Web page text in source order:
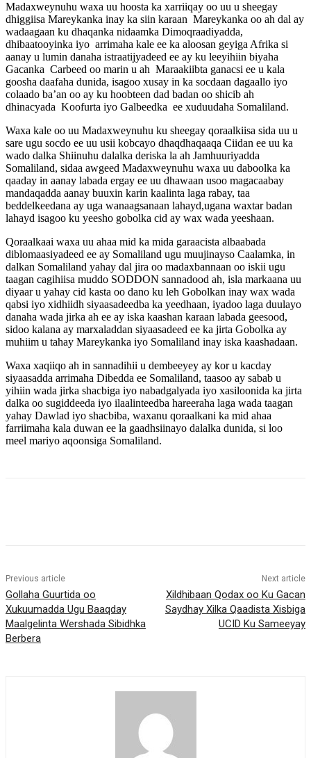
Madaxweynuhu waxa uu hoosta ka xarriiqay oo uu u sheegay
dhiggiisa Mareykanka inay ka siin karaan Mareykanka oo ah dal ay
wadaagaan ku dhaqanka nidaamka Dimoqraadiyadda,
dhibaatooyinka iyo arrimaha kale ee ka aloosan geyiga Afrika si
aanay u lumin danaha istraatijyadeed ee ay ku leeyihiin biyaha
Gacanka Carbeed oo marin u ah Maraakiibta ganacsi ee u kala
goosha daafaha dunida, isagoo xusay in ka socdaan dagaallo iyo
colaado ba’an oo ay ku hoobteen dad badan oo shicib ah
dhinacyada Koofurta iyo Galbeedka ee xuduudaha Somaliland.
Waxa kale oo uu Madaxweynuhu ku sheegay qoraalkiisa sida uu u
sare ugu socdo ee uu usii kobcayo dhaqdhaqaaqa Ciidan ee uu ka
wado dalka Shiinuhu dalalka deriska la ah Jamhuuriyadda
Somaliland, sidaa awgeed Madaxweynuhu waxa uu daboolka ka
qaaday in aanay labada ergay ee uu dhawaan usoo magacaabay
mandaqadda aanay buuxin karin kaalinta laga rabay, taa
beddelkeedana ay uga wanaagsanaan lahayd,ugana waxtar badan
lahayd isagoo ku yeesho gobolka cid ay wax wada yeeshaan.
Qoraalkaai waxa uu ahaa mid ka mida garaacista albaabada
diblomaasiyadeed ee ay Somaliland ugu muujinayso Caalamka, in
dalkan Somaliland yahay dal jira oo madaxbannaan oo iskii ugu
taagan cagihiisa muddo SODDON sannadood ah, isla markaana uu
diyaar u yahay cid kasta oo dano ku leh Gobolkan inay wax wada
qabsi iyo xidhiidh siyaasadeedba ka yeedhaan, iyadoo laga duulayo
danaha wada jirka ah ee ay iska kaashan karaan labada geesood,
sidoo kalana ay marxaladdan siyaasadeed ee ka jirta Gobolka ay
muhiim u tahay Mareykanka iyo Somaliland inay iska kaashadaan.
Waxa xaqiiqo ah in sannadihii u dembeeyey ay kor u kacday
siyaasadda arrimaha Dibedda ee Somaliland, taasoo ay sabab u
yihiin wada jirka shacbiga iyo nabadgalyada iyo xasiloonida ka jirta
dalka oo sugiddeeda iyo ilaalinteedba hareeraha laga wada taagan
yahay Dawlad iyo shacbiba, waxanu qoraalkani ka mid ahaa
farriimaha kala duwan ee la gaadhsiinayo dalalka dunida, si loo
meel mariyo aqoonsiga Somaliland.
Previous article
Gollaha Guurtida oo
Xukuumadda Ugu Baaqday
Maalgelinta Wershada Sibidhka
Berbera
Next article
Xildhibaan Qodax oo Ku Gacan
Saydhay Xilka Qaadista Xisbiga
UCID Ku Sameeyay